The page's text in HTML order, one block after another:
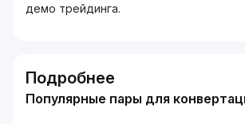
демо трейдинга.
Подробнее
Популярные пары для